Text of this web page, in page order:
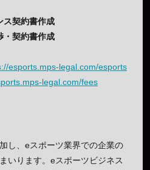
ス契約書作成
・契約書作成
esports.mps-legal.com/esports
legal.com/fees
し、eスポーツ業界での企業の
いります。eスポーツビジネス